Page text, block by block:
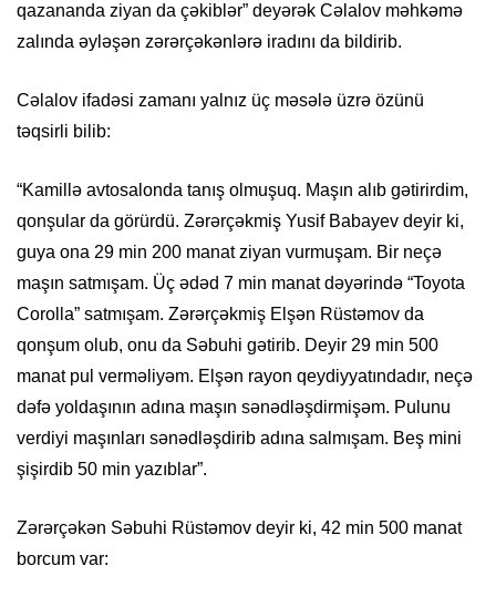
qazananda ziyan da çəkiblər” deyərək Cəlalov məhkəmə
zalında əyləşən zərərçəkənlərə iradını da bildirib.
Cəlalov ifadəsi zamanı yalnız üç məsələ üzrə özünü
təqsirli bilib:
“Kamillə avtosalonda tanış olmuşuq. Maşın alıb gətirirdim,
qonşular da görürdü. Zərərçəkmiş Yusif Babayev deyir ki,
guya ona 29 min 200 manat ziyan vurmuşam. Bir neçə
maşın satmışam. Üç ədəd 7 min manat dəyərində “Toyota
Corolla” satmışam. Zərərçəkmiş Elşən Rüstəmov da
qonşum olub, onu da Səbuhi gətirib. Deyir 29 min 500
manat pul verməliyəm. Elşən rayon qeydiyyatındadır, neçə
dəfə yoldaşının adına maşın sənədləşdirmişəm. Pulunu
verdiyi maşınları sənədləşdirib adına salmışam. Beş mini
şişirdib 50 min yazıblar”.
Zərərçəkən Səbuhi Rüstəmov deyir ki, 42 min 500 manat
borcum var: